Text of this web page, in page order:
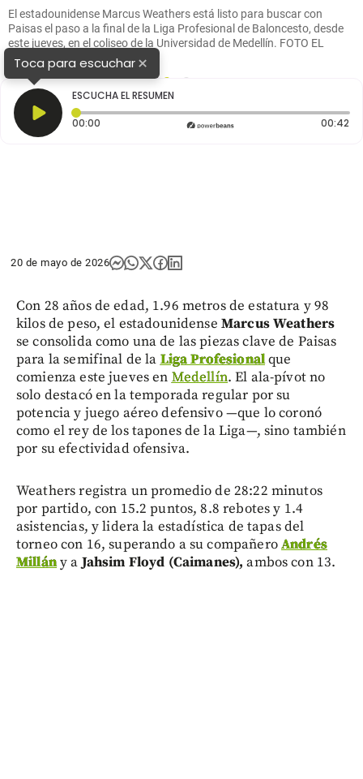
El estadounidense Marcus Weathers está listo para buscar con
Paisas el paso a la final de la Liga Profesional de Baloncesto, desde
este jueves, en el coliseo de la Universidad de Medellín. FOTO EL
COLOMBIANO
Toca para escuchar×
ESCUCHA EL RESUMEN
00:00 Tiempo transcurrido: 0 segundos 00:42
20 de mayo de 2026
Con 28 años de edad, 1.96 metros de estatura y 98
kilos de peso, el estadounidense Marcus Weathers
se consolida como una de las piezas clave de Paisas
para la semifinal de la Liga Profesionalque
comienza este jueves en Medellín. El ala-pívot no
solo destacó en la temporada regular por su
potencia y juego aéreo defensivo —que lo coronó
como el rey de los tapones de la Liga—, sino también
por su efectividad ofensiva.
Weathers registra un promedio de 28:22 minutos
por partido, con 15.2 puntos, 8.8 rebotes y 1.4
asistencias, y lidera la estadística de tapas del
torneo con 16, superando a su compañeroAndrés
Millány aJahsim Floyd (Caimanes),ambos con 13.